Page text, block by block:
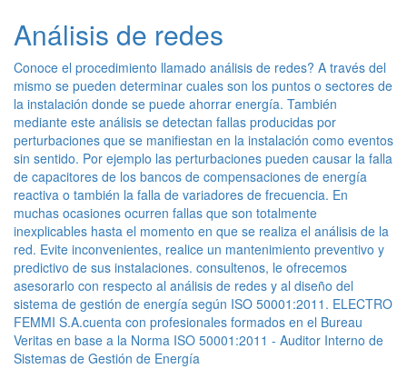
Análisis de redes
Conoce el procedimiento llamado análisis de redes? A través del
mismo se pueden determinar cuales son los puntos o sectores de
la instalación donde se puede ahorrar energía. También
mediante este análisis se detectan fallas producidas por
perturbaciones que se manifiestan en la instalación como eventos
sin sentido. Por ejemplo las perturbaciones pueden causar la falla
de capacitores de los bancos de compensaciones de energía
reactiva o también la falla de variadores de frecuencia. En
muchas ocasiones ocurren fallas que son totalmente
inexplicables hasta el momento en que se realiza el análisis de la
red. Evite inconvenientes, realice un mantenimiento preventivo y
predictivo de sus instalaciones. consultenos, le ofrecemos
asesorarlo con respecto al análisis de redes y al diseño del
sistema de gestión de energía según ISO 50001:2011. ELECTRO
FEMMI S.A.cuenta con profesionales formados en el Bureau
Veritas en base a la Norma ISO 50001:2011 - Auditor Interno de
Sistemas de Gestión de Energía